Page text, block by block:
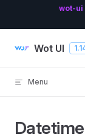
wot-ui
Wot UI
Menu